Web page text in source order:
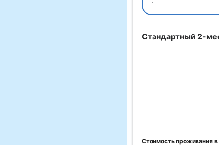
Стоимость проживания
Стандартный 2-
1